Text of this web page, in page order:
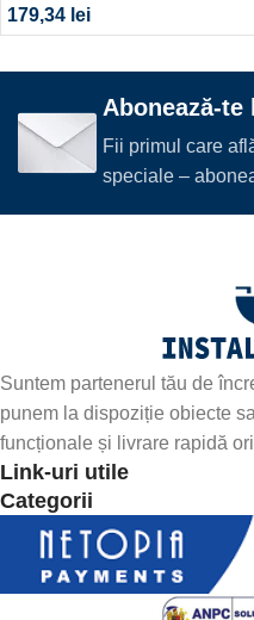
179,34 lei
Abonează-
Fii primul care
speciale –
Suntem partenerul tău de
punem la dispoziție obiecte
funcționale și livrare rapidă
Link-uri utile
Categorii